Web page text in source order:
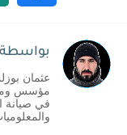
بواسطة
مؤسس
في صيانة